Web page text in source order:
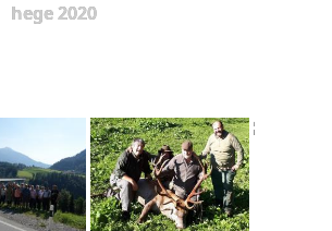
hege 2020